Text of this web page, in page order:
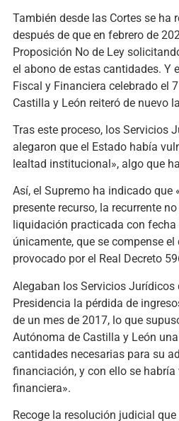
También desde las Cortes se ha
después de que en febrero de
Proposición No de Ley
el abono de estas cantidades. Y
Fiscal y Financiera celebrado el
Castilla y León reiteró de nuevo
Tras este proceso, los Servicios
alegaron que el Estado había
lealtad institucional», algo que
Así, el Supremo ha indicado que
presente recurso, la recurrente
liquidación practicada con
únicamente, que se compense
provocado por el Real Decreto
Alegaban los Servicios Jurídicos
Presidencia la pérdida de
de un mes de 2017, lo que
Autónoma de Castilla y León
cantidades necesarias para su
financiación, y con ello se
financiera».
Recoge la resolución judicial